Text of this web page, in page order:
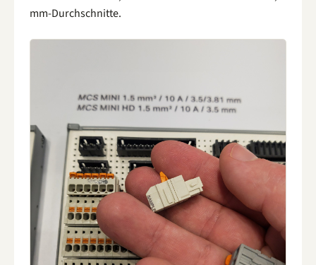
mm-Durchschnitte.